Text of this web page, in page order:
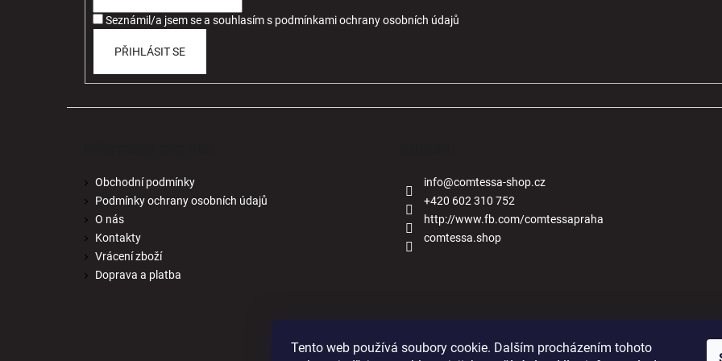
Tento web používá soubory cookie. Dalším procházením tohoto
Seznámil/a jsem se a souhlasíms podmínkami ochrany osobních údajů
PŘIHLÁSIT SE
Obchodní podmínky
Podmínky ochrany osobních údajů
O nás
Kontakty
Vrácení zboží
Doprava a platba
info@comtessa-shop.cz
+420 602 310 752
http://www.fb.com/comtessapraha
comtessa.shop
Naše obchody